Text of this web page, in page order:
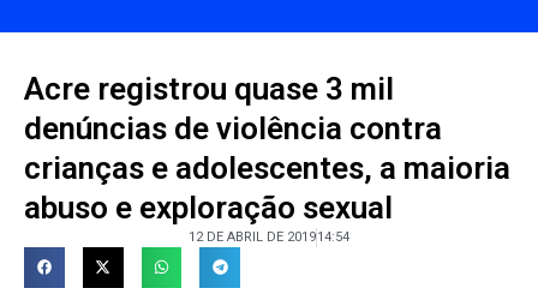
Acre registrou quase 3 mil
denúncias de violência contra
crianças e adolescentes, a maioria
abuso e exploração sexual
12 DE ABRIL DE 201914:54